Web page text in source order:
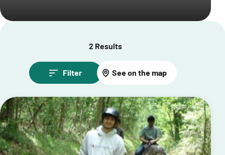
2 Results
Filter See on the map